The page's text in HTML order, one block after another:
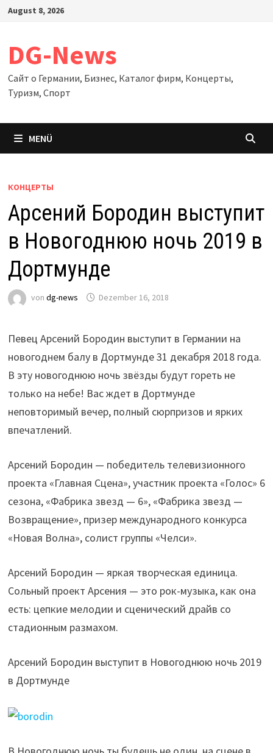
Zum
August 8, 2026
DG-News
Сайт о Германии, Бизнес, Каталог фирм, Концерты,
Туризм, Спорт
MENÜ
КОНЦЕРТЫ
Арсений Бородин выступит
в Новогоднюю ночь 2019 в
Дортмунде
von dg-news Dezember 16, 2018
Певец Арсений Бородин выступит в Германии на
новогоднем балу в Дортмунде 31 декабря 2018 года.
В эту новогоднюю ночь звёзды будут гореть не
только на небе! Вас ждет в Дортмунде
неповторимый вечер, полный сюрпризов и ярких
впечатлений.
Арсений Бородин — победитель телевизионного
проекта «Главная Сцена», участник проекта «Голос» 6
сезона, «Фабрика звезд — 6», «Фабрика звезд —
Возвращение», призер международного конкурса
«Новая Волна», солист группы «Челси».
Арсений Бородин — яркая творческая единица.
Сольный проект Арсения — это рок-музыка, как она
есть: цепкие мелодии и сценический драйв со
стадионным размахом.
Арсений Бородин выступит в Новогоднюю ночь 2019
в Дортмунде